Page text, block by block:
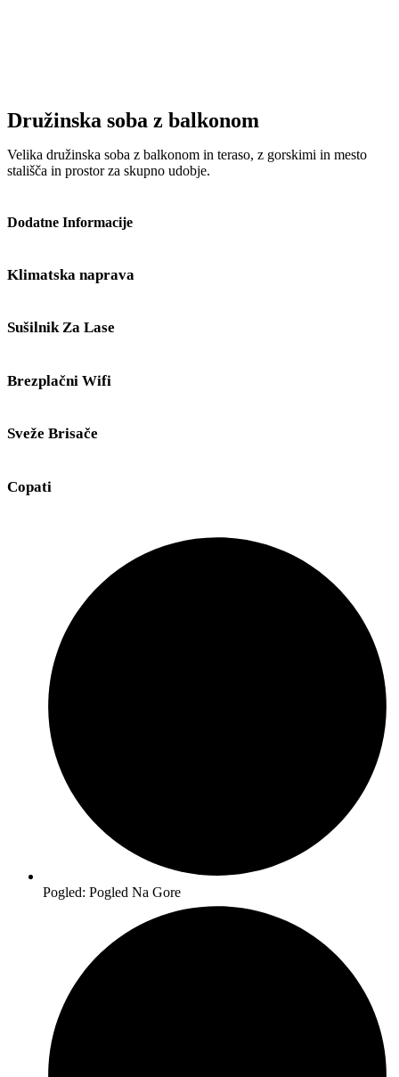
Družinska soba z balkonom
Velika družinska soba z balkonom in teraso, z gorskimi in mesto
stališča in prostor za skupno udobje.
Dodatne Informacije
Klimatska naprava
Sušilnik Za Lase
Brezplačni Wifi
Sveže Brisače
Copati
Pogled: Pogled Na Gore